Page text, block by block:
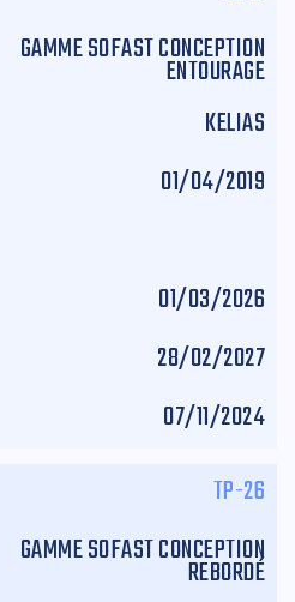
GAMME SOFAST CONCEPTION
ENTOURAGE
KELIAS
01/04/2019
01/03/2026
28/02/2027
07/11/2024
TP-26
GAMME SOFAST CONCEPTION
REBORDÉ